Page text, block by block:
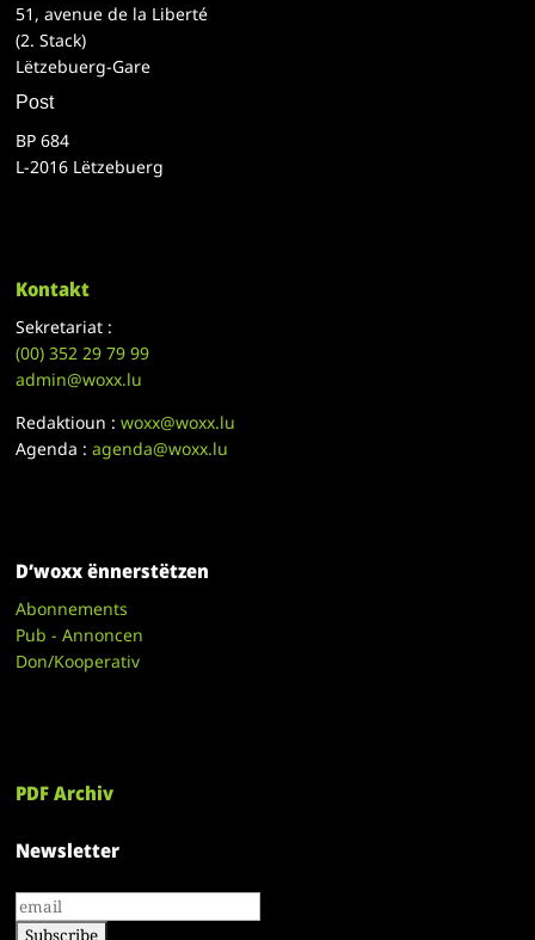
51, avenue de la Liberté
(2. Stack)
Lëtzebuerg-Gare
Post
BP 684
L-2016 Lëtzebuerg
Kontakt
Sekretariat :
(00)352 29 79 99
admin@woxx.lu
Redaktioun :woxx@woxx.lu
Agenda :agenda@woxx.lu
D’woxx ënnerstëtzen
Abonnements
Pub - Annoncen
Don/Kooperativ
PDF Archiv
Newsletter